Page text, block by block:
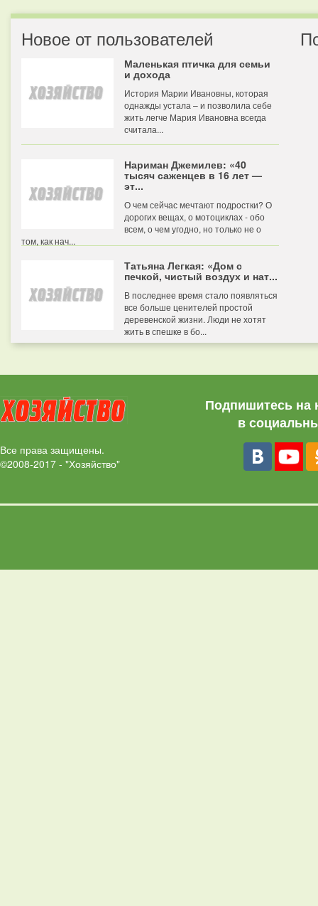
Новое от пользователей
Маленькая птичка для семьи
и дохода
История Марии Ивановны, которая
однажды устала – и позволила себе
жить легче Мария Ивановна всегда
считала...
Нариман Джемилев: «40
тысяч саженцев в 16 лет —
эт...
О чем сейчас мечтают подростки? О
дорогих вещах, о мотоциклах - обо
всем, о чем угодно, но только не о
том, как нач...
Татьяна Легкая: «Дом с
печкой, чистый воздух и нат...
В последнее время стало появляться
все больше ценителей простой
деревенской жизни. Люди не хотят
жить в спешке в бо...
Все права защищены.
©2008-2017 - "Хозяйство"
Подпишитесь на
в